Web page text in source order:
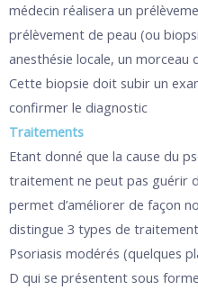
médecin réalisera un
prélèvement de peau (ou
anesthésie locale, un morceau
Cette biopsie doit subir un
confirmer le diagnostic
Traitements
Etant donné que la cause du
traitement ne peut pas guérir
permet d’améliorer de façon
distingue 3 types de
Psoriasis modérés (quelques
D qui se présentent sous